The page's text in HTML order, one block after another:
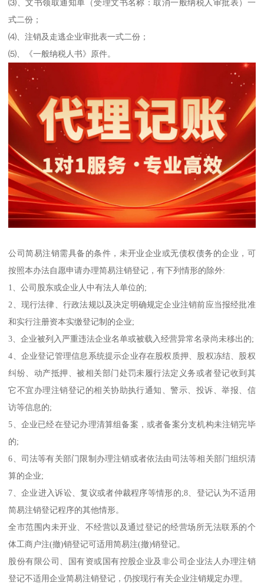
⑶、文书领取通知单（受理文书名称：取消一般纳税人审批表）一
式二份；
⑷、注销及走逃企业审批表一式二份；
⑸、《一般纳税人书》原件。
公司简易注销需具备的条件，未开业企业或无债权债务的企业，可
按照本办法自愿申请办理简易注销登记，有下列情形的除外:
1、公司股东或企业人中有法人单位的;
2、现行法律、行政法规以及决定明确规定企业注销前应当报经批准
和实行注册资本实缴登记制的企业;
3、企业被列入严重违法企业名单或被载入经营异常名录尚未移出的;
4、企业登记管理信息系统提示企业存在股权质押、股权冻结、股权
纠纷、动产抵押、被相关部门处罚未履行法定义务或者登记收到其
它不宜办理注销登记的相关协助执行通知、警示、投诉、举报、信
访等信息的;
5、企业已经在登记办理清算组备案，或者备案分支机构未注销完毕
的;
6、司法等有关部门限制办理注销或者依法由司法等相关部门组织清
算的企业;
7、企业进入诉讼、复议或者仲裁程序等情形的;8、登记认为不适用
简易注销登记程序的其他情形。
全市范围内未开业、不经营以及通过登记的经营场所无法联系的个
体工商户注(撤)销登记可适用简易注(撤)销登记。
股份有限公司、国有资或国有控股企业及非公司企业法人办理注销
登记不适用企业简易注销登记，仍按现行有关企业注销规定办理。